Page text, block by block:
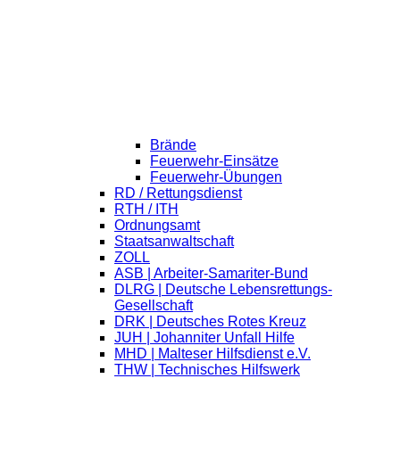
Brände
Feuerwehr-Einsätze
Feuerwehr-Übungen
RD / Rettungsdienst
RTH / ITH
Ordnungsamt
Staatsanwaltschaft
ZOLL
ASB | Arbeiter-Samariter-Bund
DLRG | Deutsche Lebensrettungs-
Gesellschaft
DRK | Deutsches Rotes Kreuz
JUH | Johanniter Unfall Hilfe
MHD | Malteser Hilfsdienst e.V.
THW | Technisches Hilfswerk